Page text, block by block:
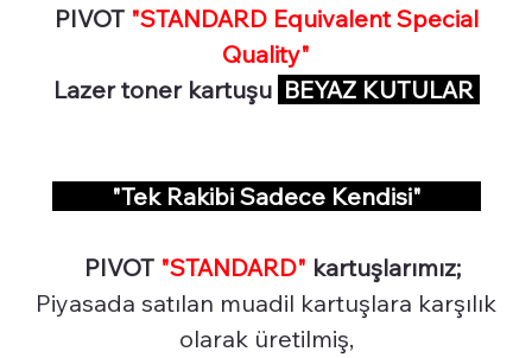
PIVOT "STANDARD Equivalent Special
Quality"
Lazer toner kartuşu BEYAZ KUTULAR
"Tek Rakibi Sadece Kendisi"
PIVOT "STANDARD" kartuşlarımız;
Piyasada satılan muadil kartuşlara karşılık
olarak üretilmiş,